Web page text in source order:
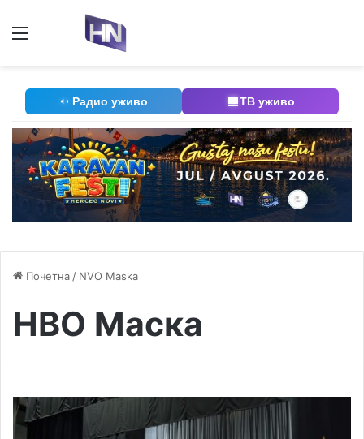
Радио уживо ТВ уживо
Почетна / NVO Maska
НВО Маска